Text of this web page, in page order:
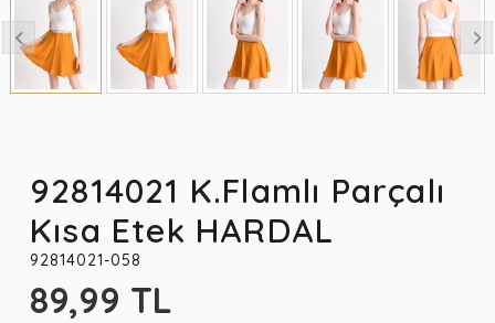
92814021 K.Flamlı Parçalı
Kısa Etek HARDAL
92814021-058
89,99 TL